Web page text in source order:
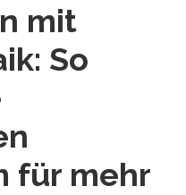
mit
So
für mehr